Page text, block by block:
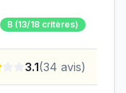
B (13/18 critères)
3.1(34 avis)